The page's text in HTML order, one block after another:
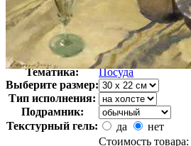
Автор:
Сигоу Эдвард
Арт-стиль
Импрессионизм
Тематика:
Посуда
Выберите размер:
Тип исполнения:
Подрамник:
Текстурный гель:
да
нет
Стоимость товара: